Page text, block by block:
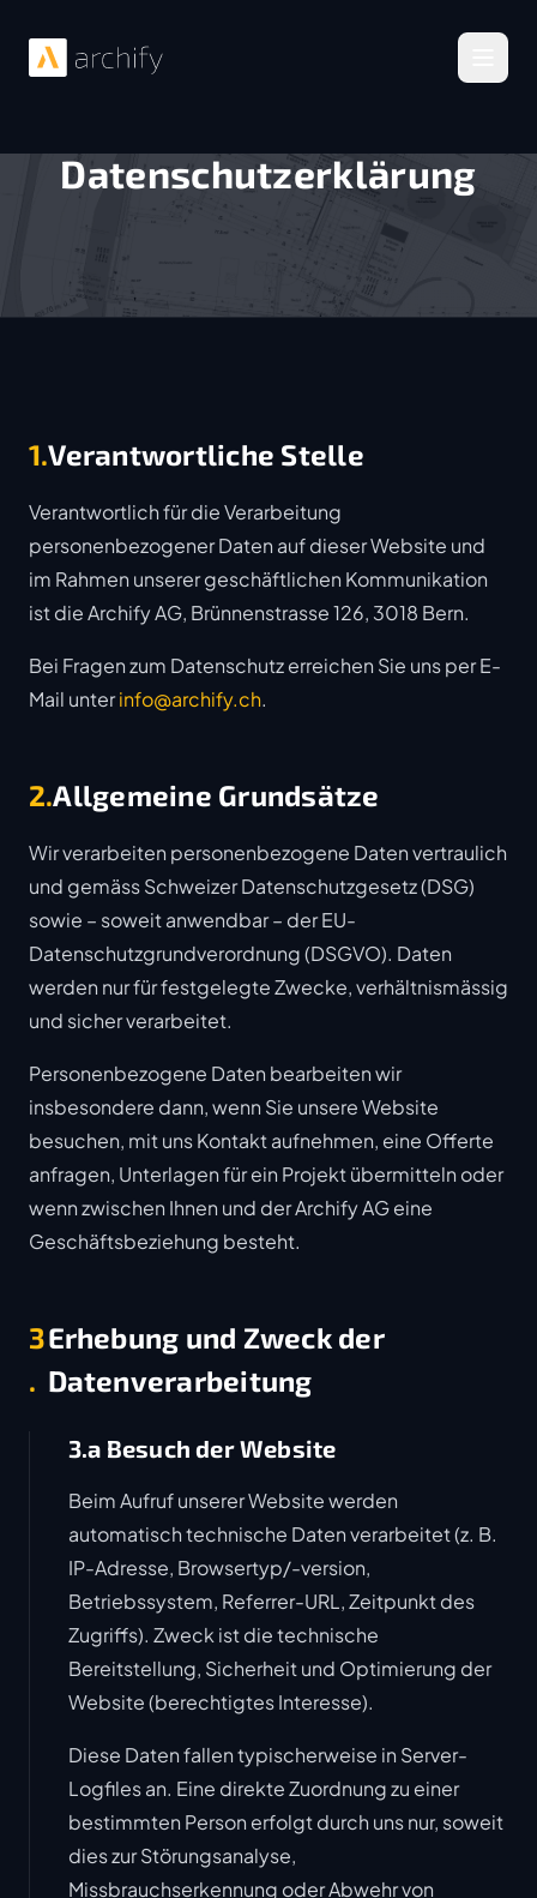
Datenschutzerklärung
1.Verantwortliche Stelle
Verantwortlich für die Verarbeitung
personenbezogener Daten auf dieser Website und
im Rahmen unserer geschäftlichen Kommunikation
ist die Archify AG, Brünnenstrasse 126, 3018 Bern.
Bei Fragen zum Datenschutz erreichen Sie uns per E-
Mail unterinfo@archify.ch.
2.Allgemeine Grundsätze
Wir verarbeiten personenbezogene Daten vertraulich
und gemäss Schweizer Datenschutzgesetz (DSG)
sowie – soweit anwendbar – der EU-
Datenschutzgrundverordnung (DSGVO). Daten
werden nur für festgelegte Zwecke, verhältnismässig
und sicher verarbeitet.
Personenbezogene Daten bearbeiten wir
insbesondere dann, wenn Sie unsere Website
besuchen, mit uns Kontakt aufnehmen, eine Offerte
anfragen, Unterlagen für ein Projekt übermitteln oder
wenn zwischen Ihnen und der Archify AG eine
Geschäftsbeziehung besteht.
3
.
Erhebung und Zweck der
Datenverarbeitung
3.a Besuch der Website
Beim Aufruf unserer Website werden
automatisch technische Daten verarbeitet (z. B.
IP-Adresse, Browsertyp/-version,
Betriebssystem, Referrer-URL, Zeitpunkt des
Zugriffs). Zweck ist die technische
Bereitstellung, Sicherheit und Optimierung der
Website (berechtigtes Interesse).
Diese Daten fallen typischerweise in Server-
Logfiles an. Eine direkte Zuordnung zu einer
bestimmten Person erfolgt durch uns nur, soweit
dies zur Störungsanalyse,
Missbrauchserkennung oder Abwehr von